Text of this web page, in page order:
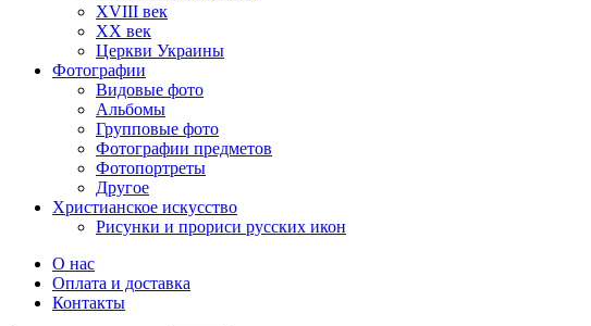
XVIII век
ХХ век
Церкви Украины
Фотографии
Видовые фото
Альбомы
Групповые фото
Фотографии предметов
Фотопортреты
Другое
Христианское искусство
Рисунки и прориси русских икон
О нас
Оплата и доставка
Контакты